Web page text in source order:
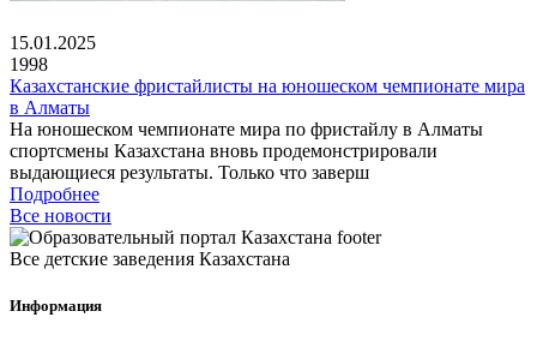
15.01.2025
1998
Казахстанские фристайлисты на юношеском чемпионате мира
в Алматы
На юношеском чемпионате мира по фристайлу в Алматы
спортсмены Казахстана вновь продемонстрировали
выдающиеся результаты. Только что заверш
Подробнее
Все новости
Все детские заведения Казахстана
Информация